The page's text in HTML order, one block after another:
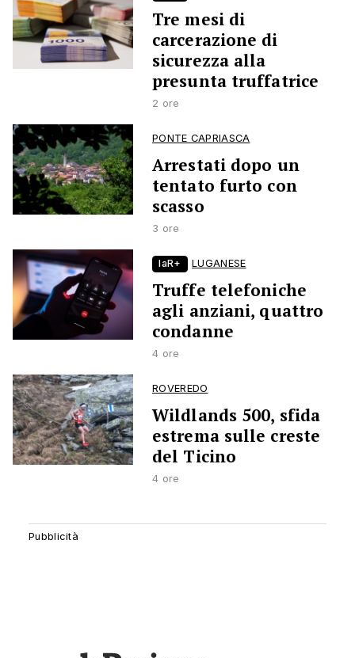
Tre mesi di
carcerazione di
sicurezza alla
presunta truffatrice
2 ore
PONTE CAPRIASCA
Arrestati dopo un
tentato furto con
scasso
3 ore
laR+ LUGANESE
Truffe telefoniche
agli anziani, quattro
condanne
4 ore
ROVEREDO
Wildlands 500, sfida
estrema sulle creste
del Ticino
4 ore